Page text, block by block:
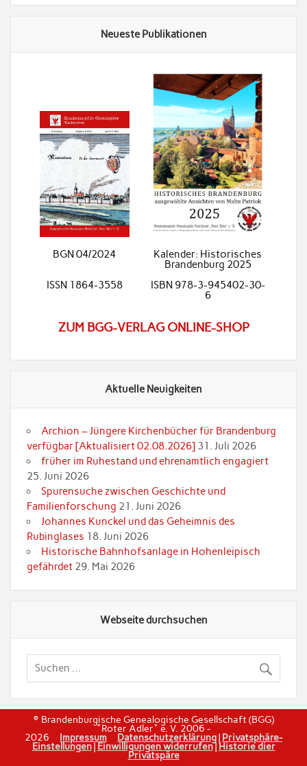
Neueste Publikationen
BGN 04/2024
Kalender: Historisches
Brandenburg 2025
ISSN 1864-3558
ISBN 978-3-945402-30-
6
ZUM BGG-VERLAG ONLINE-SHOP
Aktuelle Neuigkeiten
Archion – Jüngere Kirchenbücher für Brandenburg
verfügbar [Aktualisiert 02.08.2026] 31. Juli 2026
früher im Ruhestand und ehrenamtlich engagiert
25. Juni 2026
Spurensuche zwischen Geschichte und
Familienforschung 21. Juni 2026
Johannes Kunckel und das Geheimnis des
Rubinglases 18. Juni 2026
Historische Bahnhofsanlage in Hohenleipisch
gefährdet 29. Mai 2026
Webseite durchsuchen
© Brandenburgische Genealogische Gesellschaft (BGG)
"Roter Adler" e. V. 2006 -
2026 Impressum Datenschutzerklärung| Privatsphäre-
Einstellungen| Einwilligungen widerrufen|Historie dier
Privatspäre